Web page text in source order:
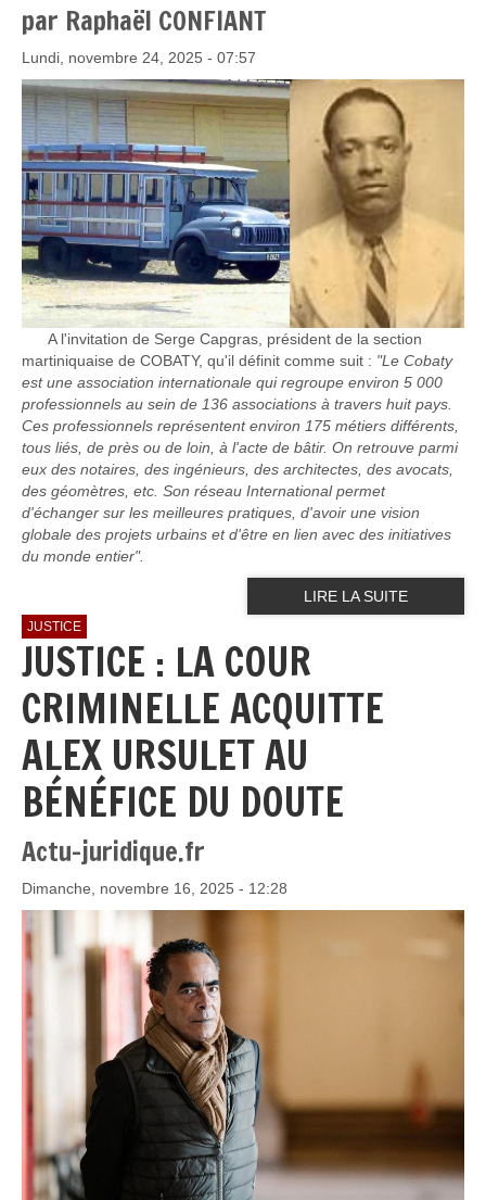
par Raphaël CONFIANT
Lundi, novembre 24, 2025 - 07:57
A l'invitation de Serge Capgras, président de la section
martiniquaise de COBATY, qu'il définit comme suit : "Le Cobaty
est une association internationale qui regroupe environ 5 000
professionnels au sein de 136 associations à travers huit pays.
Ces professionnels représentent environ 175 métiers différents,
tous liés, de près ou de loin, à l'acte de bâtir. On retrouve parmi
eux des notaires, des ingénieurs, des architectes, des avocats,
des géomètres, etc. Son réseau International permet
d'échanger sur les meilleures pratiques, d'avoir une vision
globale des projets urbains et d'être en lien avec des initiatives
du monde entier".
LIRE LA SUITE
JUSTICE
JUSTICE : LA COUR
CRIMINELLE ACQUITTE
ALEX URSULET AU
BÉNÉFICE DU DOUTE
Actu-juridique.fr
Dimanche, novembre 16, 2025 - 12:28